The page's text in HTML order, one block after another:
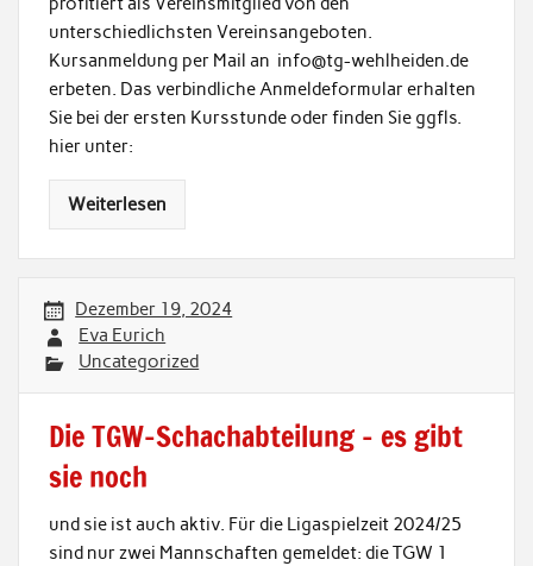
unterschiedlichsten Vereinsangeboten.
Kursanmeldung per Mail an info@tg-wehlheiden.de
erbeten. Das verbindliche Anmeldeformular erhalten
Sie bei der ersten Kursstunde oder finden Sie ggfls.
hier unter:
Weiterlesen
Dezember 19, 2024
Eva Eurich
Uncategorized
Die TGW-Schachabteilung – es gibt
sie noch
und sie ist auch aktiv. Für die Ligaspielzeit 2024/25
sind nur zwei Mannschaften gemeldet: die TGW 1